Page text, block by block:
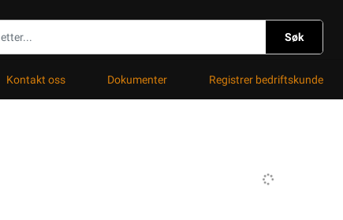
Søk
Kontakt oss Dokumenter Registrer bedriftskunde